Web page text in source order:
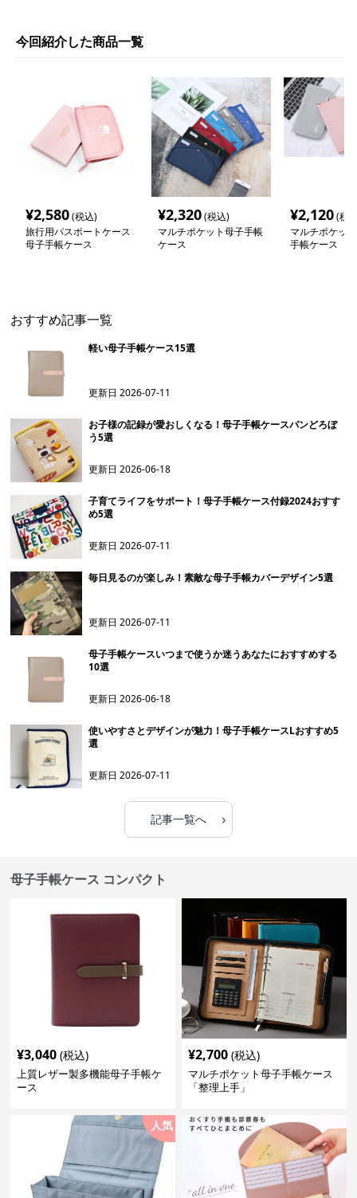
今回紹介した商品一覧
¥2,580(税込)
旅行用パスポートケース
母子手帳ケース
¥2,320(税込)
マルチポケット母子手帳
ケース
¥2,120(税
マルチポケッ
手帳ケース
おすすめ記事一覧
軽い母子手帳ケース15選
更新日2026-07-11
お子様の記録が愛おしくなる！母子手帳ケースパンどろぼ
う5選
更新日2026-06-18
子育てライフをサポート！母子手帳ケース付録2024おすす
め5選
更新日2026-07-11
毎日見るのが楽しみ！素敵な母子手帳カバーデザイン5選
更新日2026-07-11
母子手帳ケースいつまで使うか迷うあなたにおすすめする
10選
更新日2026-06-18
使いやすさとデザインが魅力！母子手帳ケースLおすすめ5
選
更新日2026-07-11
記事一覧へ ›
母子手帳ケース コンパクト
¥3,040 (税込)
上質レザー製多機能母子手帳ケ
ース
¥2,700 (税込)
マルチポケット母子手帳ケース
「整理上手」
人気